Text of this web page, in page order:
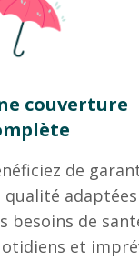
couverture
de
qualité
besoins de
et